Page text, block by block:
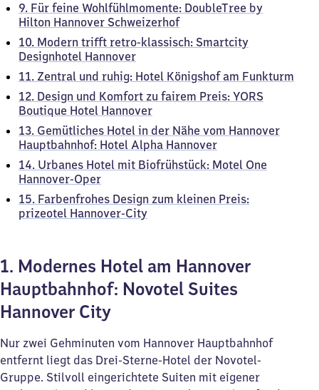
9. Für feine Wohlfühlmomente: DoubleTree by
Hilton Hannover Schweizerhof
10. Modern trifft retro-klassisch: Smartcity
Designhotel Hannover
11. Zentral und ruhig: Hotel Königshof am Funkturm
12. Design und Komfort zu fairem Preis: YORS
Boutique Hotel Hannover
13. Gemütliches Hotel in der Nähe vom Hannover
Hauptbahnhof: Hotel Alpha Hannover
14. Urbanes Hotel mit Biofrühstück: Motel One
Hannover-Oper
15. Farbenfrohes Design zum kleinen Preis:
prizeotel Hannover-City
1. Modernes Hotel am Hannover
Hauptbahnhof: Novotel Suites
Hannover City
Nur zwei Gehminuten vom Hannover Hauptbahnhof
entfernt liegt das Drei-Sterne-Hotel der Novotel-
Gruppe. Stilvoll eingerichtete Suiten mit eigener